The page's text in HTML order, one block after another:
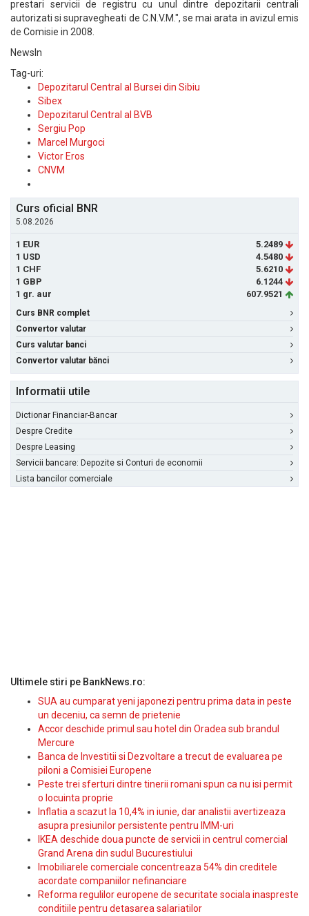
prestari servicii de registru cu unul dintre depozitarii centrali
autorizati si supravegheati de C.N.V.M.", se mai arata in avizul emis
de Comisie in 2008.
NewsIn
Tag-uri:
Depozitarul Central al Bursei din Sibiu
Sibex
Depozitarul Central al BVB
Sergiu Pop
Marcel Murgoci
Victor Eros
CNVM
Curs oficial BNR
5.08.2026
1 EUR
5.2489
1 USD
4.5480
1 CHF
5.6210
1 GBP
6.1244
1 gr. aur
607.9521
Curs BNR complet
Convertor valutar
Curs valutar banci
Convertor valutar bănci
Informatii utile
Dictionar Financiar-Bancar
Despre Credite
Despre Leasing
Servicii bancare: Depozite si Conturi de economii
Lista bancilor comerciale
Ultimele stiri pe BankNews.ro:
SUA au cumparat yeni japonezi pentru prima data in peste
un deceniu, ca semn de prietenie
Accor deschide primul sau hotel din Oradea sub brandul
Mercure
Banca de Investitii si Dezvoltare a trecut de evaluarea pe
piloni a Comisiei Europene
Peste trei sferturi dintre tinerii romani spun ca nu isi permit
o locuinta proprie
Inflatia a scazut la 10,4% in iunie, dar analistii avertizeaza
asupra presiunilor persistente pentru IMM-uri
IKEA deschide doua puncte de servicii in centrul comercial
Grand Arena din sudul Bucurestiului
Imobiliarele comerciale concentreaza 54% din creditele
acordate companiilor nefinanciare
Reforma regulilor europene de securitate sociala inaspreste
conditiile pentru detasarea salariatilor